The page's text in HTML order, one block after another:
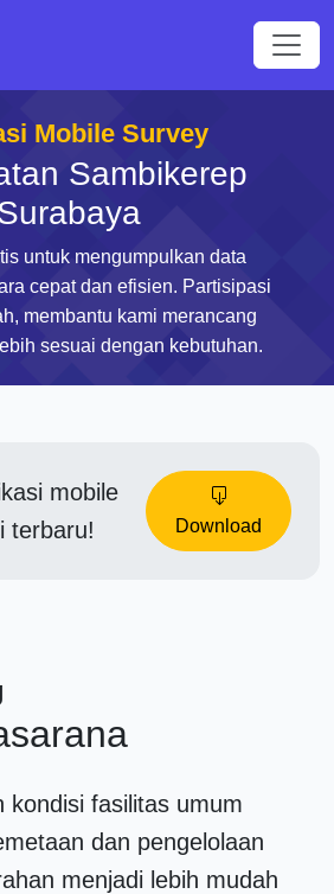
Mobile Survey
Sambikerep
untuk mengumpulkan data
cepat dan efisien. Partisipasi
membantu kami merancang
sesuai dengan kebutuhan.
mobile
terbaru!
Download
kondisi fasilitas umum
dan pengelolaan
menjadi lebih mudah